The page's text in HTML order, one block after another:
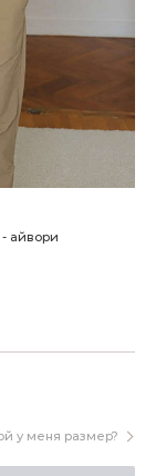
айвори
у меня размер?